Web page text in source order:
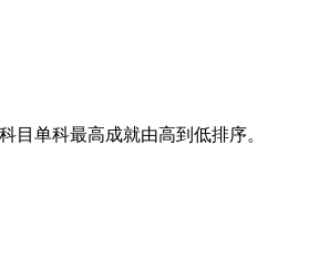
单科最高成就由高到低排序。